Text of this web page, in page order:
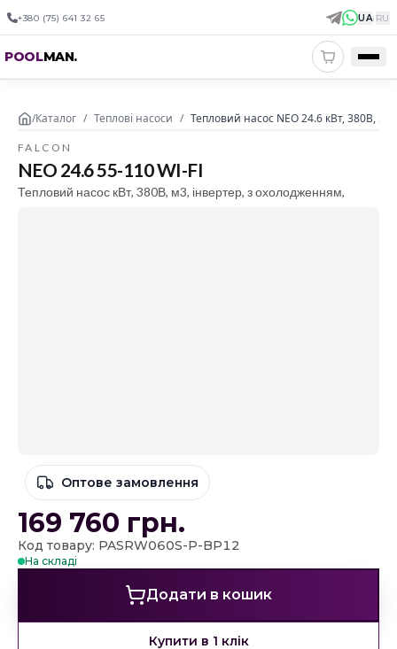
+380 (75) 641 32 65 UA| RU
POOLMAN.
/Каталог / Теплові насоси / Тепловий насос NEO 24.6 кВт, 380В,
FALCON
NEO 24.6 55-110 WI-FI
Тепловий насос кВт, 380В, м3, інвертер, з охолодженням,
Оптове замовлення
169 760 грн.
Код товару: PASRW060S-P-BP12
На складі
Додати в кошик
Купити в 1 клік